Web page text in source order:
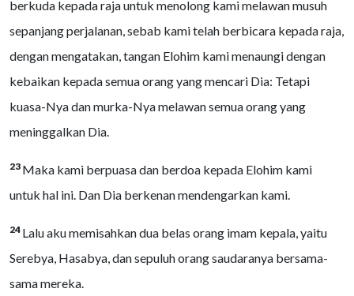
berkuda kepada raja untuk menolong kami melawan musuh
sepanjang perjalanan, sebab kami telah berbicara kepada raja,
dengan mengatakan, tangan Elohim kami menaungi dengan
kebaikan kepada semua orang yang mencari Dia: Tetapi
kuasa-Nya dan murka-Nya melawan semua orang yang
meninggalkan Dia.
23 Maka kami berpuasa dan berdoa kepada Elohim kami
untuk hal ini. Dan Dia berkenan mendengarkan kami.
24 Lalu aku memisahkan dua belas orang imam kepala, yaitu
Serebya, Hasabya, dan sepuluh orang saudaranya bersama-
sama mereka.